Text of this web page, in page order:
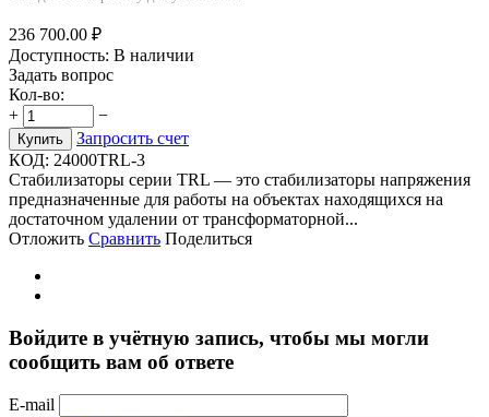
236 700.00 ₽
Доступность: В наличии
Задать вопрос
Кол-во:
+
−
Купить
Запросить счет
КОД: 24000TRL-3
Стабилизаторы серии TRL — это стабилизаторы напряжения
предназначенные для работы на объектах находящихся на
достаточном удалении от трансформаторной...
Отложить Сравнить Поделиться
Войдите в учётную запись, чтобы мы могли
сообщить вам об ответе
E-mail